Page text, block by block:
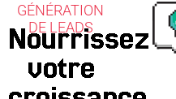
GÉNÉRATION
DE LEADS
Nourrissez
votre